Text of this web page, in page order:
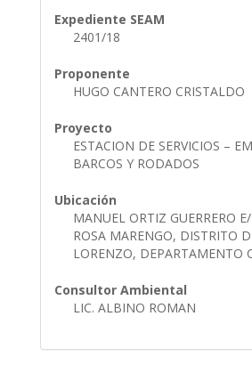
Expediente SEAM
2401/18
Proponente
HUGO CANTERO CRISTALDO
Proyecto
ESTACION DE SERVICIOS –
BARCOS Y RODADOS
Ubicación
MANUEL ORTIZ GUERRERO
ROSA MARENGO, DISTRITO
LORENZO, DEPARTAMENTO
Consultor Ambiental
LIC. ALBINO ROMAN